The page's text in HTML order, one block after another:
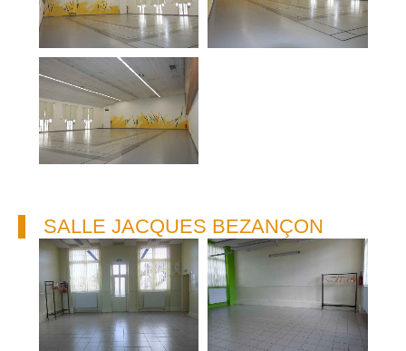
SALLE JACQUES BEZANÇON